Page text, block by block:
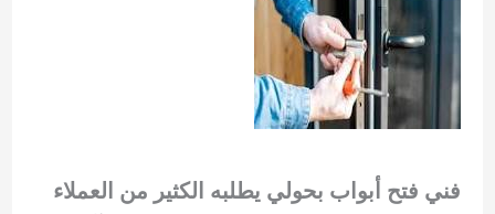
فني فتح أبواب بحولي يطلبه الكثير من العملاء